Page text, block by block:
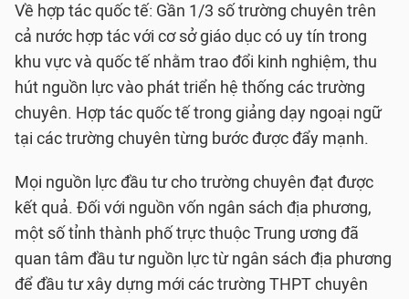
Về hợp tác quốc tế: Gần 1/3 số trường chuyên trên
cả nước hợp tác với cơ sở giáo dục có uy tín trong
khu vực và quốc tế nhằm trao đổi kinh nghiệm, thu
hút nguồn lực vào phát triển hệ thống các trường
chuyên. Hợp tác quốc tế trong giảng dạy ngoại ngữ
tại các trường chuyên từng bước được đẩy mạnh.
Mọi nguồn lực đầu tư cho trường chuyên đạt được
kết quả. Đối với nguồn vốn ngân sách địa phương,
một số tỉnh thành phố trực thuộc Trung ương đã
quan tâm đầu tư nguồn lực từ ngân sách địa phương
để đầu tư xây dựng mới các trường THPT chuyên